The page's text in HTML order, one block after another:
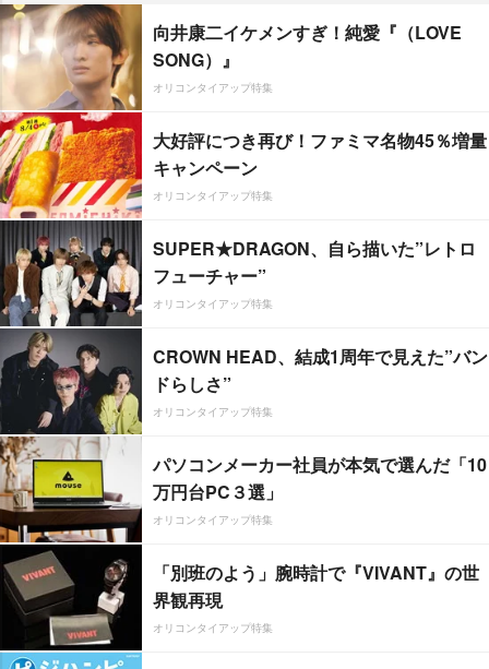
向井康二イケメンすぎ！純愛『（LOVE
SONG）』
オリコンタイアップ特集
大好評につき再び！ファミマ名物45％増量
キャンペーン
オリコンタイアップ特集
SUPER★DRAGON、自ら描いた”レトロ
フューチャー”
オリコンタイアップ特集
CROWN HEAD、結成1周年で見えた”バン
ドらしさ”
オリコンタイアップ特集
パソコンメーカー社員が本気で選んだ「10
万円台PC３選」
オリコンタイアップ特集
「別班のよう」腕時計で『VIVANT』の世
界観再現
オリコンタイアップ特集